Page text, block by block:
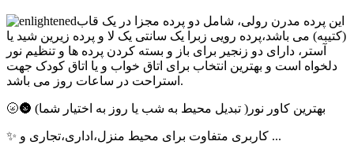
این پرده مدرن رولی، شامل دو پرده مجزا در یک قاب
(کتیبه) می باشد،پرده رویی زبرا یک سانتی یک لا و پرده زیرین شید یا
آستر، دارای دو زنجیر برای باز و بسته کردن پرده ها و تنظیم نور
دلخواه است و بهترین انتخاب برای اتاق خواب و یا اتاق کودک جهت
استراحت در ساعات روز می باشد.
🌝🌚 بهترین کاور نور( تبدیل محیط به شب یا روز به اختیار شما)
✨ کاربری متفاوت برای محیط منزل،اداری،تجاری و ...